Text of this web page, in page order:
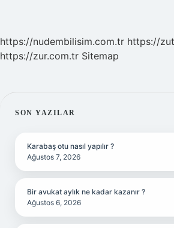
https://nudembilisim.com.tr https://
https://zur.com.tr Sitemap
SIDEBAR
SON YAZILAR
Karabaş otu nasıl yapılır ?
Ağustos 7, 2026
Bir avukat aylık ne kadar kazanır ?
Ağustos 6, 2026